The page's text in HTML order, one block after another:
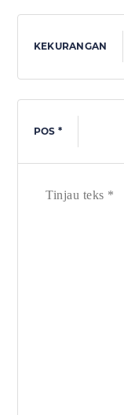
KEKURANGAN
POS *